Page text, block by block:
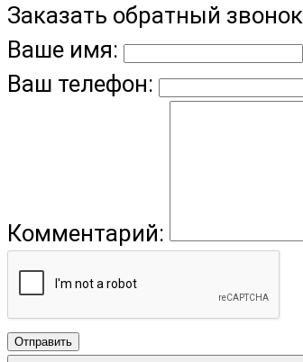
Заказать обратный звонок
Ваше имя:
Ваш телефон:
Комментарий:
Отправить